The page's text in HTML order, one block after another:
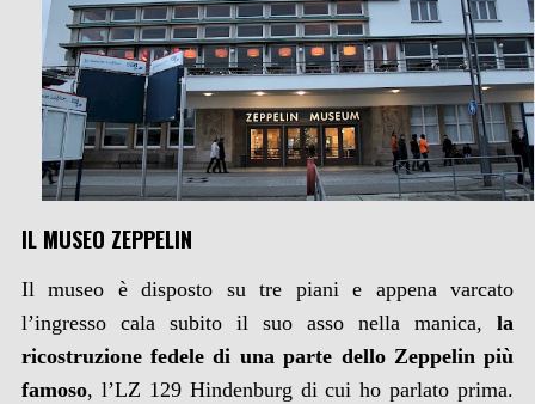
IL MUSEO ZEPPELIN
Il museo è disposto su tre piani e appena varcato
l’ingresso cala subito il suo asso nella manica,la
ricostruzione fedele di una parte dello Zeppelin più
famoso, l’LZ 129 Hindenburg di cui ho parlato prima.